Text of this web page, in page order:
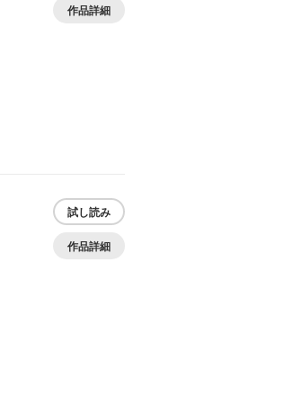
作品詳細
試し読み
作品詳細